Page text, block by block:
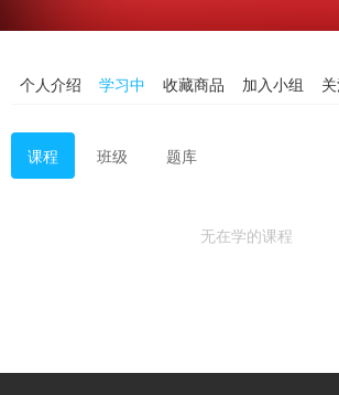
个人介绍 学习中 收藏商品 加入小组
课程 班级 题库
无在学的课程